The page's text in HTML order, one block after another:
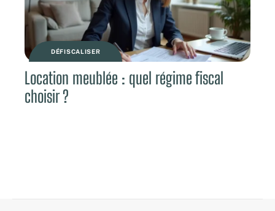
DÉFISCALISER
Location meublée : quel régime fiscal
choisir ?